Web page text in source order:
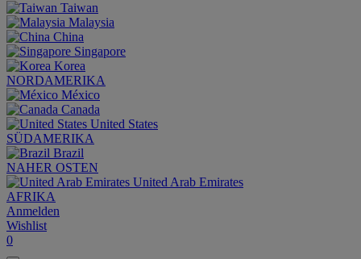
Taiwan
Malaysia
China
Singapore
Korea
NORDAMERIKA
México
Canada
United States
SÜDAMERIKA
Brazil
NAHER OSTEN
United Arab Emirates
AFRIKA
Anmelden
Wishlist
0